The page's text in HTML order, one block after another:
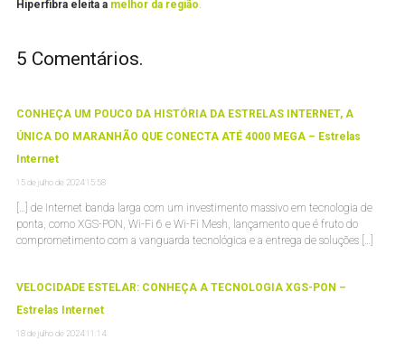
Hiperfibra eleita a melhor da região.
5 Comentários.
CONHEÇA UM POUCO DA HISTÓRIA DA ESTRELAS INTERNET, A
ÚNICA DO MARANHÃO QUE CONECTA ATÉ 4000 MEGA – Estrelas
Internet
15 de julho de 2024 15:58
[…] de Internet banda larga com um investimento massivo em tecnologia de
ponta, como XGS-PON, Wi-Fi 6 e Wi-Fi Mesh, lançamento que é fruto do
comprometimento com a vanguarda tecnológica e a entrega de soluções […]
VELOCIDADE ESTELAR: CONHEÇA A TECNOLOGIA XGS-PON –
Estrelas Internet
18 de julho de 2024 11:14